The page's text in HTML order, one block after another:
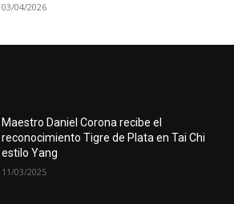
03/04/2026
Maestro Daniel Corona recibe el
reconocimiento Tigre de Plata en Tai Chi
estilo Yang
11/03/2025